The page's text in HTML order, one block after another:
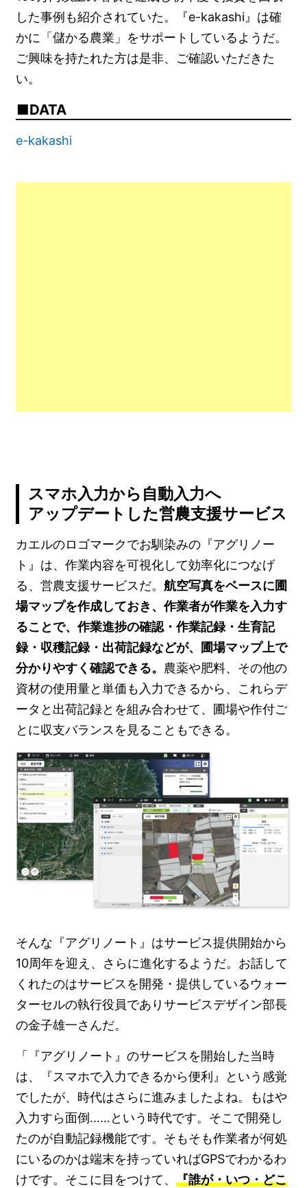
した事例も紹介されていた。『e-kakashi』は確
かに「儲かる農業」をサポートしているようだ。
ご興味を持たれた方は是非、ご確認いただきた
い。
DATA
e-kakashi
スマホ入力から自動入力へ
アップデートした営農支援サービス
カエルのロゴマークでお馴染みの『アグリノー
ト』は、作業内容を可視化して効率化につなげ
る、営農支援サービスだ。航空写真をベースに圃
場マップを作成しておき、作業者が作業を入力す
ることで、作業進捗の確認・作業記録・生育記
録・収穫記録・出荷記録などが、圃場マップ上で
分かりやすく確認できる。 農薬や肥料、その他の
資材の使用量と単価も入力できるから、これらデ
ータと出荷記録とを組み合わせて、圃場や作付ご
とに収支バランスを見ることもできる。
そんな『アグリノート』はサービス提供開始から
10周年を迎え、さらに進化するようだ。お話して
くれたのはサービスを開発・提供しているウォー
ターセルの執行役員でありサービスデザイン部長
の金子雄一さんだ。
「『アグリノート』のサービスを開始した当時
は、『スマホで入力できるから便利』という感覚
でしたが、時代はさらに進みましたよね。もはや
入力すら面倒……という時代です。そこで開発し
たのが自動記録機能です。そもそも作業者が何処
にいるのかは端末を持っていればGPSでわかるわ
けです。そこに目をつけて、『誰が・いつ・どこ